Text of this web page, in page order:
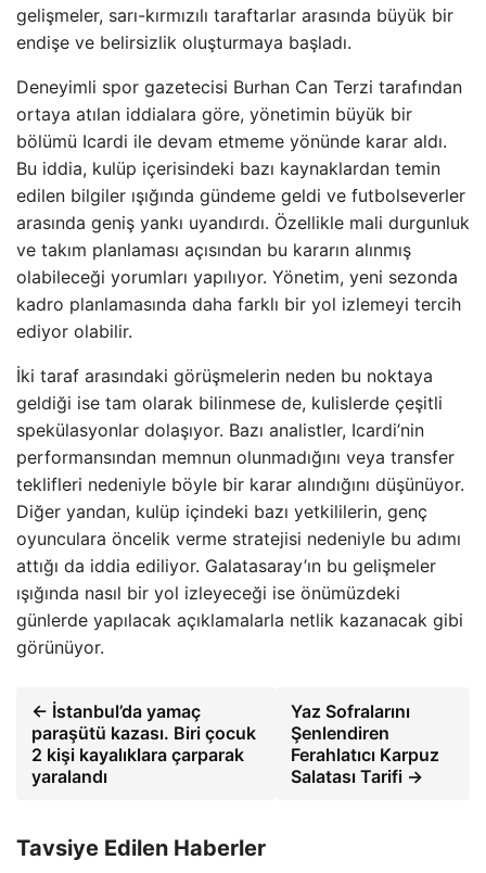
gelişmeler, sarı-kırmızılı taraftarlar arasında büyük bir
endişe ve belirsizlik oluşturmaya başladı.
Deneyimli spor gazetecisi Burhan Can Terzi tarafından
ortaya atılan iddialara göre, yönetimin büyük bir
bölümü Icardi ile devam etmeme yönünde karar aldı.
Bu iddia, kulüp içerisindeki bazı kaynaklardan temin
edilen bilgiler ışığında gündeme geldi ve futbolseverler
arasında geniş yankı uyandırdı. Özellikle mali durgunluk
ve takım planlaması açısından bu kararın alınmış
olabileceği yorumları yapılıyor. Yönetim, yeni sezonda
kadro planlamasında daha farklı bir yol izlemeyi tercih
ediyor olabilir.
İki taraf arasındaki görüşmelerin neden bu noktaya
geldiği ise tam olarak bilinmese de, kulislerde çeşitli
spekülasyonlar dolaşıyor. Bazı analistler, Icardi’nin
performansından memnun olunmadığını veya transfer
teklifleri nedeniyle böyle bir karar alındığını düşünüyor.
Diğer yandan, kulüp içindeki bazı yetkililerin, genç
oyunculara öncelik verme stratejisi nedeniyle bu adımı
attığı da iddia ediliyor. Galatasaray’ın bu gelişmeler
ışığında nasıl bir yol izleyeceği ise önümüzdeki
günlerde yapılacak açıklamalarla netlik kazanacak gibi
görünüyor.
← İstanbul’da yamaç
paraşütü kazası. Biri çocuk
2 kişi kayalıklara çarparak
yaralandı
Yaz Sofralarını
Şenlendiren
Ferahlatıcı Karpuz
Salatası Tarifi →
Tavsiye Edilen Haberler